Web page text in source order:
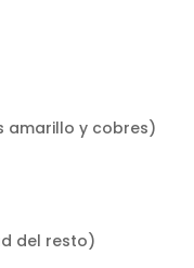
amarillo y cobres)
del resto)